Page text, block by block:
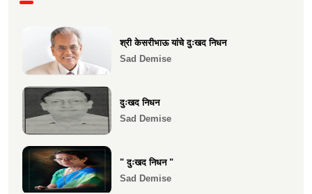
माकुणसारच्या एस के पाटील विद्यामंदिरच्या सन
1983 च्या 10 वी...
श्री केसरीभाऊ यांचे दुःखद निधन
Sad Demise
दुःखद निधन
Sad Demise
" दुःखद निधन "
Sad Demise